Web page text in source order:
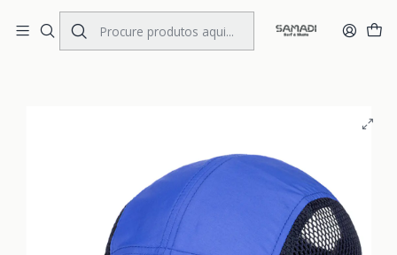
Portes Gratis Portugal e Espanha
ACCESSORIES MENS Hats Boné Homem DC Blunters